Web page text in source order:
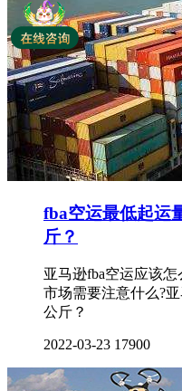
fba空运最低起运
斤？
亚马逊fba空运应该
市场需要注意什么?
公斤？
2022-03-23 17900